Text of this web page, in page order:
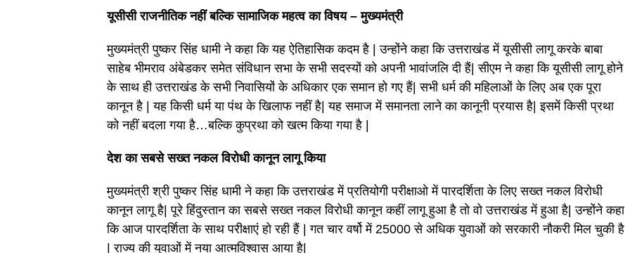
यूसीसी राजनीतिक नहीं बल्कि सामाजिक महत्व का विषय – मुख्यमंत्री
मुख्यमंत्री पुष्कर सिंह धामी ने कहा कि यह ऐतिहासिक कदम है | उन्होंने कहा कि उत्तराखंड में यूसीसी लागू करके बाबा
साहेब भीमराव अंबेडकर समेत संविधान सभा के सभी सदस्यों को अपनी भावांजलि दी हैं| सीएम ने कहा कि यूसीसी लागू होने
के साथ ही उत्तराखंड के सभी निवासियों के अधिकार एक समान हो गए हैं| सभी धर्म की महिलाओं के लिए अब एक पूरा
कानून है | यह किसी धर्म या पंथ के खिलाफ नहीं है| यह समाज में समानता लाने का कानूनी प्रयास है| इसमें किसी प्रथा
को नहीं बदला गया है…बल्कि कुप्रथा को खत्म किया गया है |
देश का सबसे सख्त नकल विरोधी कानून लागू किया
मुख्यमंत्री श्री पुष्कर सिंह धामी ने कहा कि उत्तराखंड में प्रतियोगी परीक्षाओ में पारदर्शिता के लिए सख्त नकल विरोधी
कानून लागू है| पूरे हिंदुस्तान का सबसे सख्त नकल विरोधी कानून कहीं लागू हुआ है तो वो उत्तराखंड में हुआ है| उन्होंने कहा
कि आज पारदर्शिता के साथ परीक्षाएं हो रही हैं | गत चार वर्षो में 25000 से अधिक युवाओं को सरकारी नौकरी मिल चुकी है
| राज्य की युवाओं में नया आत्मविश्वास आया है|